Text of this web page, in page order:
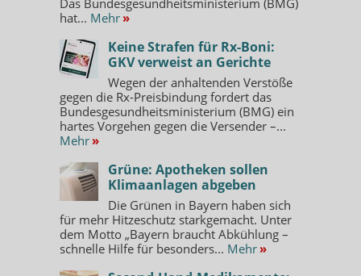
hat... Mehr »
Keine Strafen für Rx-Boni:
GKV verweist an Gerichte
Wegen der anhaltenden Verstöße
gegen die Rx-Preisbindung fordert das
Bundesgesundheitsministerium (BMG) ein
hartes Vorgehen gegen die Versender –...
Mehr »
Grüne: Apotheken sollen
Klimaanlagen abgeben
Die Grünen in Bayern haben sich
für mehr Hitzeschutz starkgemacht. Unter
dem Motto „Bayern braucht Abkühlung –
schnelle Hilfe für besonders... Mehr »